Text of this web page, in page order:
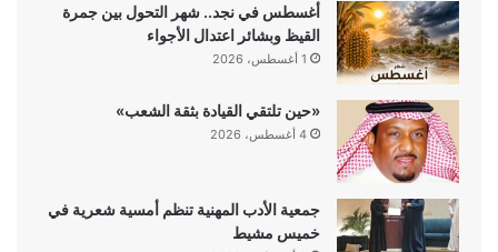
أغسطس في نجد.. شهر التحول بين جمرة
القيظ وبشائر اعتدال الأجواء
1 أغسطس، 2026
«حين تلتقي القيادة بثقة الشعب»
4 أغسطس، 2026
جمعية الأدب المهنية تنظم أمسية شعرية في
خميس مشيط